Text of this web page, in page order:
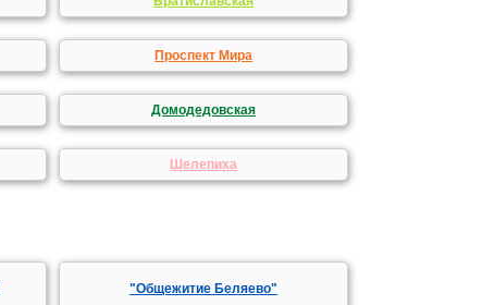
Проспект Мира
Домодедовская
Шелепиха
"Общежитие Беляево"